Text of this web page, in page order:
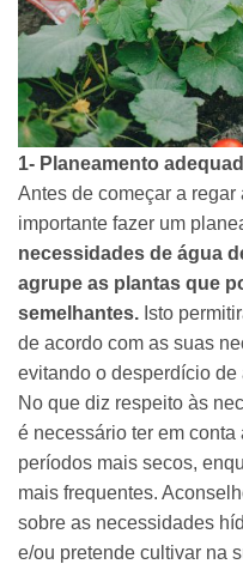
1- Planeamento
Antes de começar a
importante fazer um
necessidades de água
agrupe as plantas que
semelhantes. Isto
de acordo com as suas
evitando o desperdício de
No que diz respeito às
é necessário ter em
períodos mais secos,
mais frequentes.
sobre as necessidades
e/ou pretende cultivar na